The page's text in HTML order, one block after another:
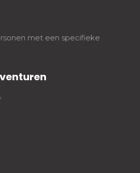
met een specifieke